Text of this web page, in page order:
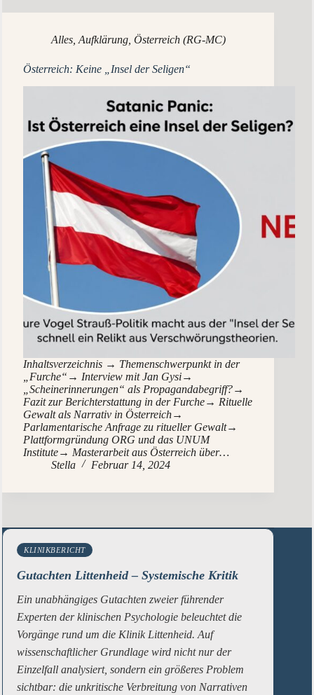
Alles Aufklärung Österreich (RG-MC)
Österreich: Keine „Insel der Seligen“
Inhaltsverzeichnis → Themenschwerpunkt in der
„Furche“→ Interview mit Jan Gysi→
„Scheinerinnerungen“ als Propagandabegriff?→
Fazit zur Berichterstattung in der Furche→ Rituelle
Gewalt als Narrativ in Österreich→
Parlamentarische Anfrage zu ritueller Gewalt→
Plattformgründung ORG und das UNUM
Institute→ Masterarbeit aus Österreich über…
Stella
Februar 14, 2024
KLINIKBERICHT
Gutachten Littenheid – Systemische Kritik
Ein unabhängiges Gutachten zweier führender
Experten der klinischen Psychologie beleuchtet die
Vorgänge rund um die Klinik Littenheid. Auf
wissenschaftlicher Grundlage wird nicht nur der
Einzelfall analysiert, sondern ein größeres Problem
sichtbar: die unkritische Verbreitung von Narrativen